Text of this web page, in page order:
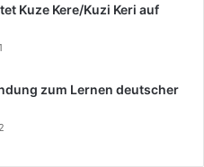
Kuze Kere/Kuzi Keri auf
zum Lernen deutscher